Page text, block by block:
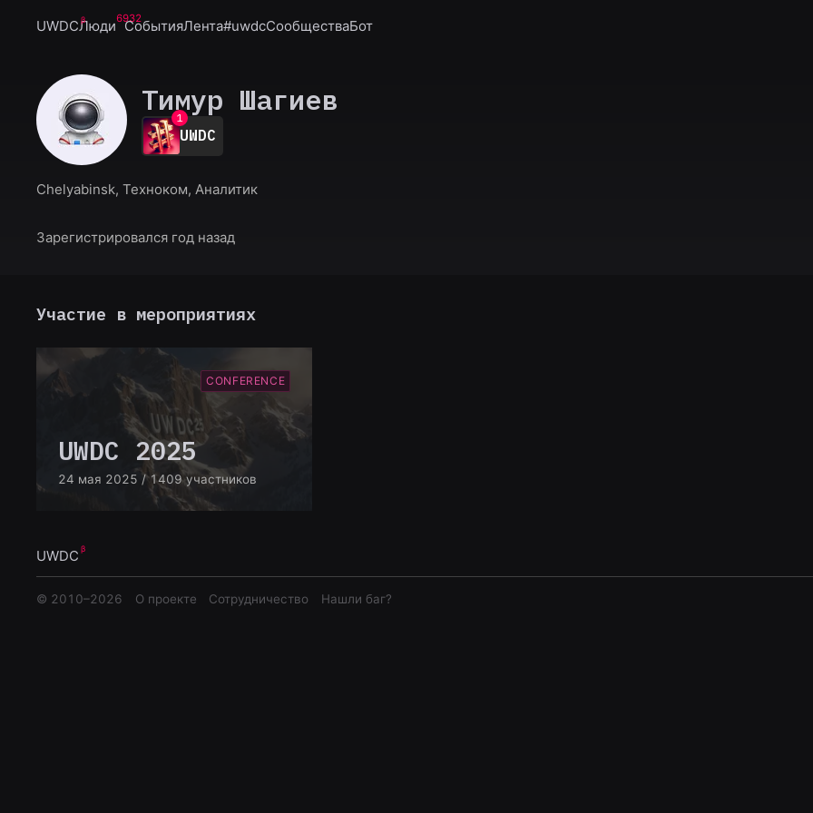
UWDCЛюди6932
СобытияЛента#uwdcСообществаБот
Тимур Шагиев
0
1
2
3
5
8
UWDC
Chelyabinsk, Техноком, Аналитик
Зарегистрировался год назад
Участие в мероприятиях
CONFERENCE
UWDC 2025
24 мая 2025 / 1409 участников
UWDC
© 2010–2026 О проекте Сотрудничество Нашли баг?